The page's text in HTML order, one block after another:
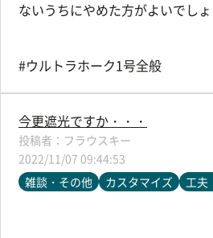
ないうちにやめた方がよいでしょ
#ウルトラホーク1号全般
今更遮光ですか・・・
フラウスキー
2022/11/07 09:44:53
雑談・その他 カスタマイズ 工夫